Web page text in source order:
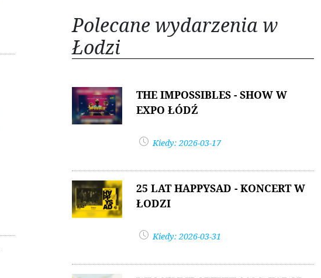
Polecane wydarzenia w
Łodzi
THE IMPOSSIBLES - SHOW W
EXPO ŁÓDŹ
Kiedy: 2026-03-17
25 LAT HAPPYSAD - KONCERT W
ŁODZI
Kiedy: 2026-03-31